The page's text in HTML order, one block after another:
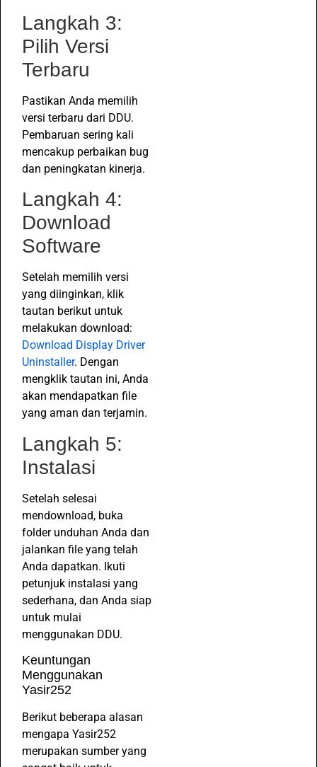
Langkah 3:
Pilih Versi
Terbaru
Pastikan Anda memilih
versi terbaru dari DDU.
Pembaruan sering kali
mencakup perbaikan bug
dan peningkatan kinerja.
Langkah 4:
Download
Software
Setelah memilih versi
yang diinginkan, klik
tautan berikut untuk
melakukan download:
Download Display Driver
Uninstaller. Dengan
mengklik tautan ini, Anda
akan mendapatkan file
yang aman dan terjamin.
Langkah 5:
Instalasi
Setelah selesai
mendownload, buka
folder unduhan Anda dan
jalankan file yang telah
Anda dapatkan. Ikuti
petunjuk instalasi yang
sederhana, dan Anda siap
untuk mulai
menggunakan DDU.
Keuntungan
Menggunakan
Yasir252
Berikut beberapa alasan
mengapa Yasir252
merupakan sumber yang